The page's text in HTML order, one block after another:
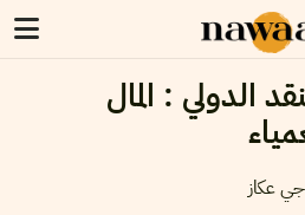
الدولي : المال
عكاز